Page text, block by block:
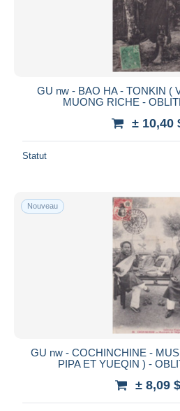
GU nw - BAO HA - TONKIN (
MUONG RICHE -
± 10,40
Statut
Nouveau
GU nw - COCHINCHINE -
PIPA ET YUEQIN ) -
± 8,09